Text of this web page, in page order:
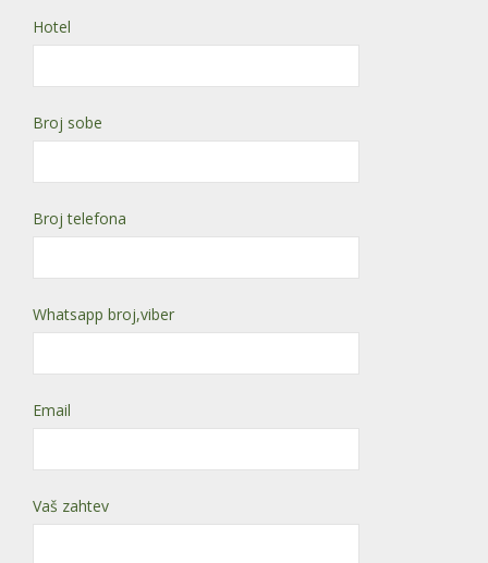
Hotel
Broj sobe
Broj telefona
Whatsapp broj,viber
Email
Vaš zahtev